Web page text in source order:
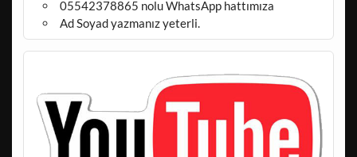
05542378865 nolu WhatsApp hattımıza
Ad Soyad yazmanız yeterli.